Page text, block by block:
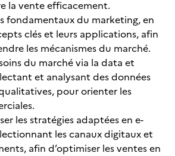
la vente efficacement.
fondamentaux du marketing, en
clés et leurs applications, afin
les mécanismes du marché.
du marché via la data et
et analysant des données
pour orienter les
les stratégies adaptées en e-
les canaux digitaux et
afin d’optimiser les ventes en